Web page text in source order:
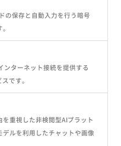
の保存と自動入力を行う暗号
ンターネット接続を提供する
です。
重視した非検閲型AIプラット
ルを利用したチャットや画像